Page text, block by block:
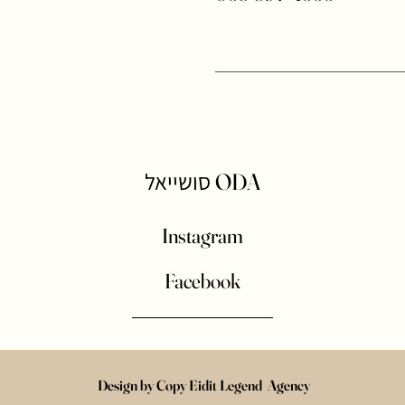
ODA סושייאל
Instagram
Facebook
Design by Copy Eidit Legend Agency